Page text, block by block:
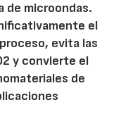
de microondas.
el
evita las
y convierte el
de